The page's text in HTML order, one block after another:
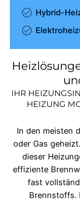
Hybrid-
IHR
HEIZUNG
In den meisten
oder Gas
dieser
effiziente
fast
Brennstoffs.